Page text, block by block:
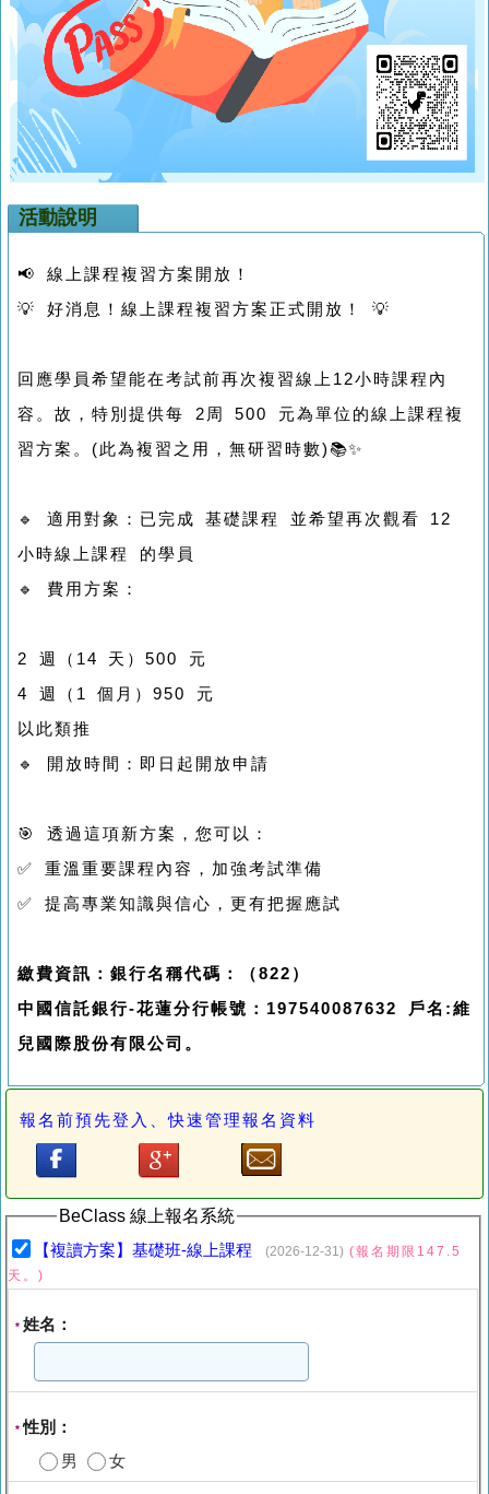
活動說明
📢 線上課程複習方案開放！
💡 好消息！線上課程複習方案正式開放！ 💡
回應學員希望能在考試前再次複習線上12小時課程內
容。故，特別提供每 2周 500 元為單位的線上課程複
習方案。(此為複習之用，無研習時數)📚✨
🔹 適用對象：已完成 基礎課程 並希望再次觀看 12
小時線上課程 的學員
🔹 費用方案：
2 週（14 天）500 元
4 週（1 個月）950 元
以此類推
🔹 開放時間：即日起開放申請
🎯 透過這項新方案，您可以：
✅ 重溫重要課程內容，加強考試準備
✅ 提高專業知識與信心，更有把握應試
繳費資訊：銀行名稱代碼：（822）
中國信託銀行-花蓮分行帳號：197540087632 戶名:維
兒國際股份有限公司。
報名前預先登入、快速管理報名資料
BeClass 線上報名系統
【複讀方案】基礎班-線上課程 (2026-12-31) (報名期限147.5
天。)
* 姓名：
*性別：
男
女